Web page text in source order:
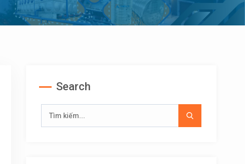
Search